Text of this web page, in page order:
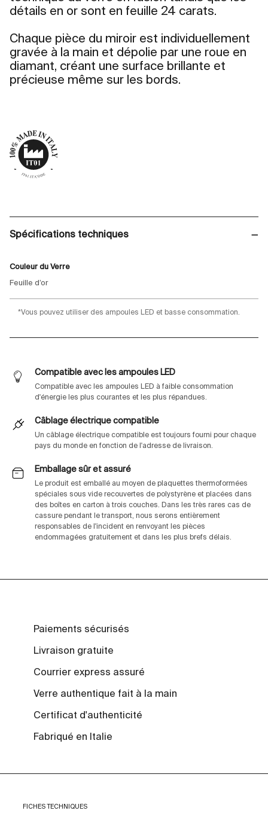
détails en or sont en feuille 24 carats.
Chaque pièce du miroir est individuellement
gravée à la main et dépolie par une roue en
diamant, créant une surface brillante et
précieuse même sur les bords.
Spécifications techniques
Couleur du Verre
Feuille d’or
*Vous pouvez utiliser des ampoules LED et basse consommation.
Compatible avec les ampoules LED
Compatible avec les ampoules LED à faible consommation
d'énergie les plus courantes et les plus répandues.
Câblage électrique compatible
Un câblage électrique compatible est toujours fourni pour chaque
pays du monde en fonction de l'adresse de livraison.
Emballage sûr et assuré
Le produit est emballé au moyen de plaquettes thermoformées
spéciales sous vide recouvertes de polystyrène et placées dans
des boîtes en carton à trois couches. Dans les très rares cas de
cassure pendant le transport, nous serons entièrement
responsables de l'incident en renvoyant les pièces
endommagées gratuitement et dans les plus brefs délais.
Paiements sécurisés
Livraison gratuite
Courrier express assuré
Verre authentique fait à la main
Certificat d'authenticité
Fabriqué en Italie
FICHES TECHNIQUES